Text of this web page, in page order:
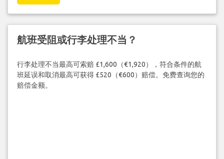
航班受阻或行李处理不当？
行李处理不当最高可索赔 £1,600（€1,920），符合条件的航
班延误和取消最高可获得 £520（€600）赔偿。免费查询您的
赔偿金额。